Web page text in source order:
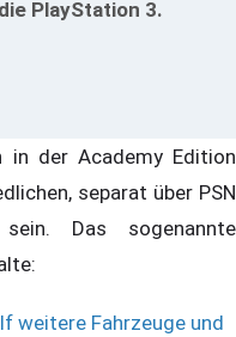
PlayStation 3.
in der Academy Edition
separat über PSN
Das sogenannte
weitere Fahrzeuge und